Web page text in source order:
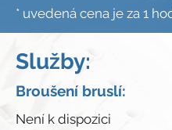
* uvedená cena je za 1
Služby:
Broušení bruslí:
Není k dispozici